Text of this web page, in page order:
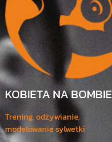
KOBIETA NA BOMBIE
Trening, odżywianie,
modelowanie sylwetki